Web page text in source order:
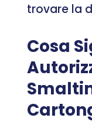
trovare la
Cosa